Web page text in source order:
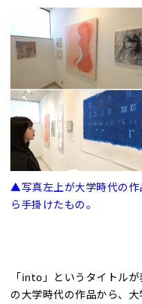
▲写真左上が大学時代の作
ら手掛けたもの。
「into」というタイトル
の大学時代の作品から、大